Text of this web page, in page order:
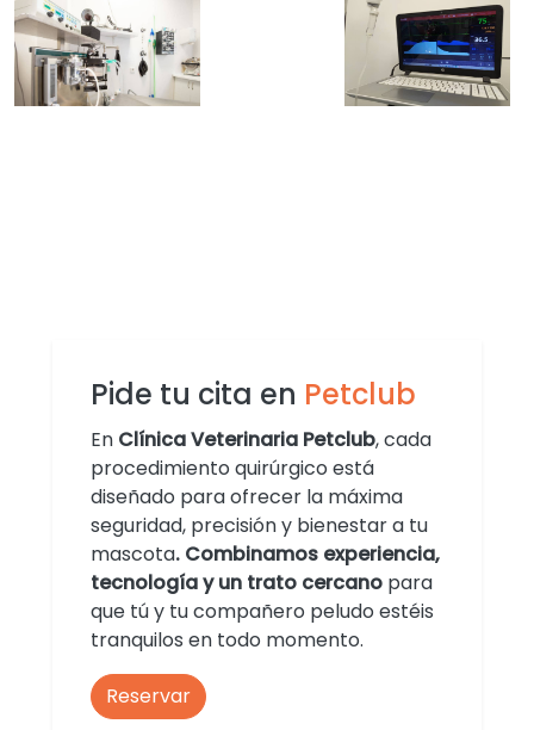
Pide tu cita en Petclub
En Clínica Veterinaria Petclub, cada
procedimiento quirúrgico está
diseñado para ofrecer la máxima
seguridad, precisión y bienestar a tu
mascota. Combinamos experiencia,
tecnología y un trato cercano para
que tú y tu compañero peludo estéis
tranquilos en todo momento.
Reservar